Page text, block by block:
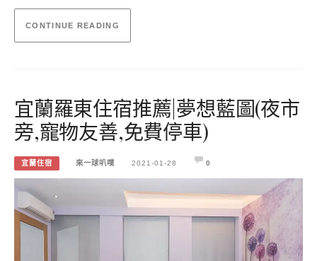
CONTINUE READING
宜蘭羅東住宿推薦|夢想藍圖(夜市
旁,寵物友善,免費停車)
宜蘭住宿 來一球叭噗 2021-01-28 0